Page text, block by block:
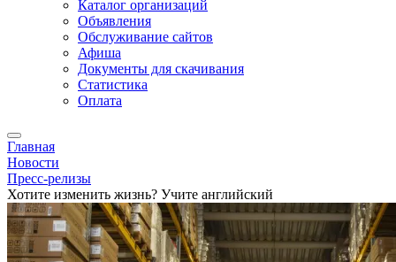
Каталог организаций
Объявления
Обслуживание сайтов
Афиша
Документы для скачивания
Статистика
Оплата
Главная
Новости
Пресс-релизы
Хотите изменить жизнь? Учите английский